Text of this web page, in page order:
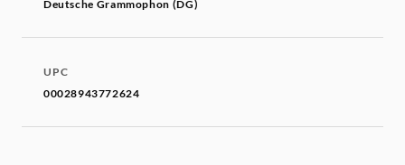
Deutsche Grammophon (DG)
UPC
00028943772624